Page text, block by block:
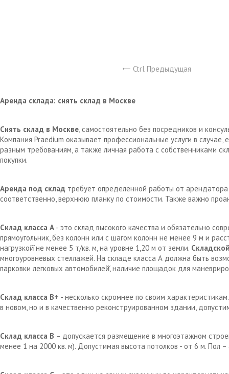
Ctrl Предыдущая
Аренда склада: снять склад в Москве
Снять склад в Москве, самостоятельно без посредников и
Компания Praedium оказывает профессиональные услуги в
разным требованиям, а также личная работа с собственниками
покупки.
Аренда под склад требует определенной работы от
соответственно, верхнюю планку по стоимости. Также важно
Склад класса А - это склад высокого качества и обязательно
прямоугольник, без колонн или с шагом колонн не менее 9 м и
нагрузкой̆ не менее 5 т/кв. м, на уровне 1,20 м от земли.
многоуровневых стеллажей. На складе класса А должна быть
парковки легковых автомобилей̆, наличие площадок для
Склад класса В+ - несколько скромнее по своим
в новом, но и в качественно реконструированном здании,
Склад класса В – допускается размещение в многоэтажном
менее 1 на 2000 кв. м). Допустимая высота потолков - от 6 м. Пол